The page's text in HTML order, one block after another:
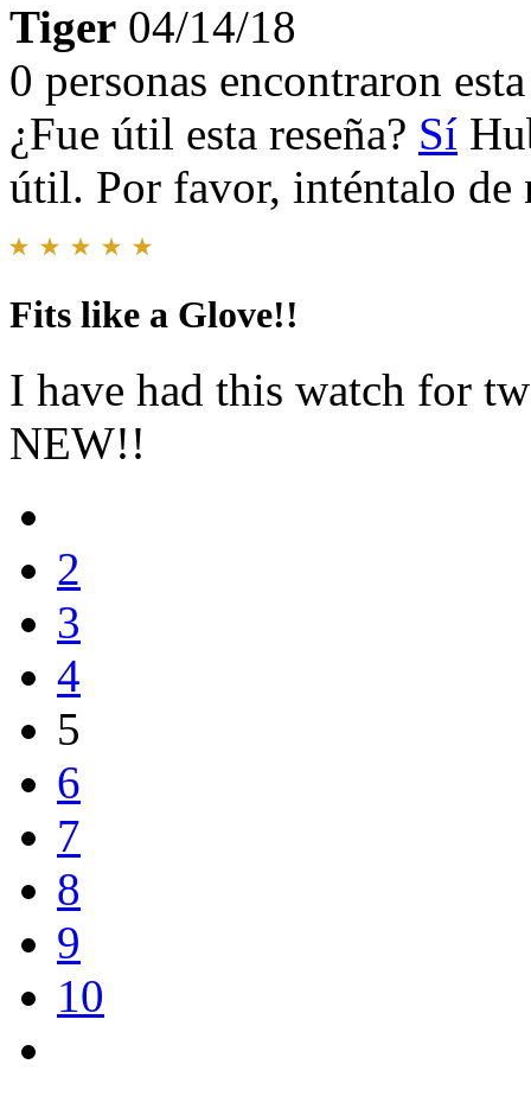
Tiger 04/14/18
0 personas encontraron
¿Fue útil esta reseña? Sí
útil. Por favor, inténtalo de
Fits like a Glove!!
I have had this watch for
NEW!!
2
3
4
5
6
7
8
9
10